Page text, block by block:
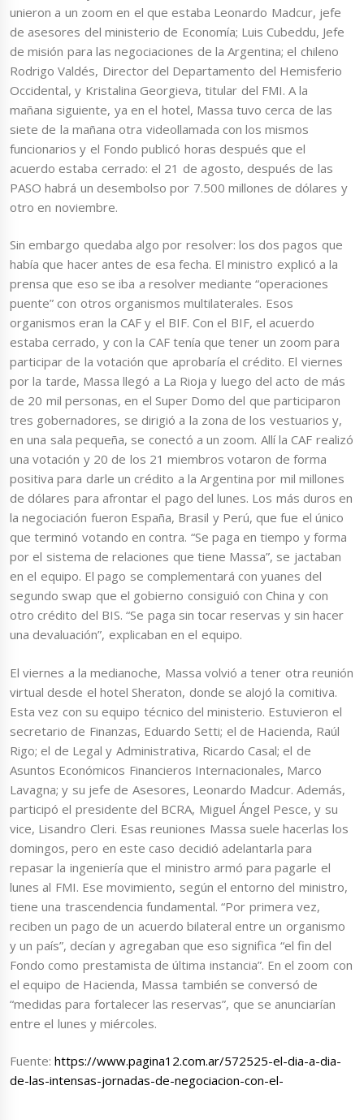
unieron a un zoom en el que estaba Leonardo Madcur, jefe
de asesores del ministerio de Economía; Luis Cubeddu, Jefe
de misión para las negociaciones de la Argentina; el chileno
Rodrigo Valdés, Director del Departamento del Hemisferio
Occidental, y Kristalina Georgieva, titular del FMI. A la
mañana siguiente, ya en el hotel, Massa tuvo cerca de las
siete de la mañana otra videollamada con los mismos
funcionarios y el Fondo publicó horas después que el
acuerdo estaba cerrado: el 21 de agosto, después de las
PASO habrá un desembolso por 7.500 millones de dólares y
otro en noviembre.
Sin embargo quedaba algo por resolver: los dos pagos que
había que hacer antes de esa fecha. El ministro explicó a la
prensa que eso se iba a resolver mediante “operaciones
puente” con otros organismos multilaterales. Esos
organismos eran la CAF y el BIF. Con el BIF, el acuerdo
estaba cerrado, y con la CAF tenía que tener un zoom para
participar de la votación que aprobaría el crédito. El viernes
por la tarde, Massa llegó a La Rioja y luego del acto de más
de 20 mil personas, en el Super Domo del que participaron
tres gobernadores, se dirigió a la zona de los vestuarios y,
en una sala pequeña, se conectó a un zoom. Allí la CAF realizó
una votación y 20 de los 21 miembros votaron de forma
positiva para darle un crédito a la Argentina por mil millones
de dólares para afrontar el pago del lunes. Los más duros en
la negociación fueron España, Brasil y Perú, que fue el único
que terminó votando en contra. “Se paga en tiempo y forma
por el sistema de relaciones que tiene Massa”, se jactaban
en el equipo. El pago se complementará con yuanes del
segundo swap que el gobierno consiguió con China y con
otro crédito del BIS. “Se paga sin tocar reservas y sin hacer
una devaluación”, explicaban en el equipo.
El viernes a la medianoche, Massa volvió a tener otra reunión
virtual desde el hotel Sheraton, donde se alojó la comitiva.
Esta vez con su equipo técnico del ministerio. Estuvieron el
secretario de Finanzas, Eduardo Setti; el de Hacienda, Raúl
Rigo; el de Legal y Administrativa, Ricardo Casal; el de
Asuntos Económicos Financieros Internacionales, Marco
Lavagna; y su jefe de Asesores, Leonardo Madcur. Además,
participó el presidente del BCRA, Miguel Ángel Pesce, y su
vice, Lisandro Cleri. Esas reuniones Massa suele hacerlas los
domingos, pero en este caso decidió adelantarla para
repasar la ingeniería que el ministro armó para pagarle el
lunes al FMI. Ese movimiento, según el entorno del ministro,
tiene una trascendencia fundamental. “Por primera vez,
reciben un pago de un acuerdo bilateral entre un organismo
y un país”, decían y agregaban que eso significa “el fin del
Fondo como prestamista de última instancia”. En el zoom con
el equipo de Hacienda, Massa también se conversó de
“medidas para fortalecer las reservas”, que se anunciarían
entre el lunes y miércoles.
Fuente:https://www.pagina12.com.ar/572525-el-dia-a-dia-
de-las-intensas-jornadas-de-negociacion-con-el-